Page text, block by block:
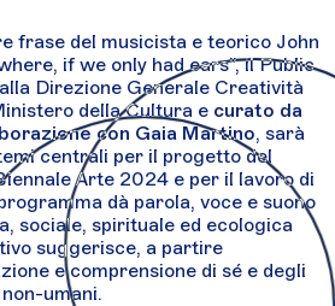
frase del musicista e teorico John
if we only had ears”, il Public
Direzione Generale Creatività
della Cultura e curato da
con Gaia Martino, sarà
centrali per il progetto del
Arte 2024 e per il lavoro di
dà parola, voce e suono
sociale, spirituale ed ecologica
suggerisce, a partire
e comprensione di sé e degli
umani.